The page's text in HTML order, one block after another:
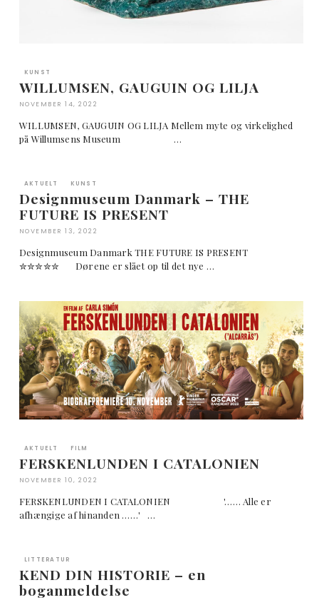
KUNST
WILLUMSEN, GAUGUIN OG LILJA
NOVEMBER 14, 2022
WILLUMSEN, GAUGUIN OG LILJA Mellem myte og virkelighed
på Willumsens Museum …
AKTUELT KUNST
Designmuseum Danmark – THE
FUTURE IS PRESENT
NOVEMBER 13, 2022
Designmuseum Danmark THE FUTURE IS PRESENT
✮✮✮✮✮ Dørene er slået op til det nye …
AKTUELT FILM
FERSKENLUNDEN I CATALONIEN
NOVEMBER 10, 2022
FERSKENLUNDEN I CATALONIEN '…… Alle er
afhængige af hinanden ……' …
LITTERATUR
KEND DIN HISTORIE – en
boganmeldelse